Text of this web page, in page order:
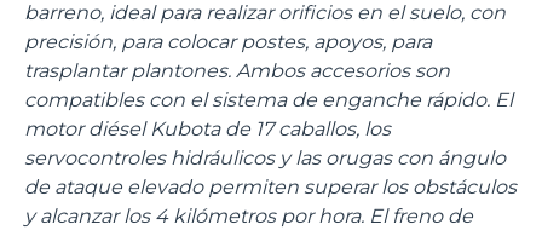
barreno, ideal para realizar orificios en el suelo, con
precisión, para colocar postes, apoyos, para
trasplantar plantones. Ambos accesorios son
compatibles con el sistema de enganche rápido. El
motor diésel Kubota de 17 caballos, los
servocontroles hidráulicos y las orugas con ángulo
de ataque elevado permiten superar los obstáculos
y alcanzar los 4 kilómetros por hora. El freno de